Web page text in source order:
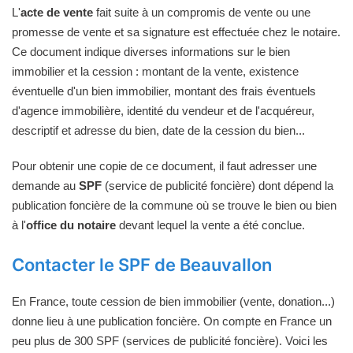
L'acte de vente fait suite à un compromis de vente ou une
promesse de vente et sa signature est effectuée chez le notaire.
Ce document indique diverses informations sur le bien
immobilier et la cession : montant de la vente, existence
éventuelle d'un bien immobilier, montant des frais éventuels
d'agence immobilière, identité du vendeur et de l'acquéreur,
descriptif et adresse du bien, date de la cession du bien...
Pour obtenir une copie de ce document, il faut adresser une
demande au SPF (service de publicité foncière) dont dépend la
publication foncière de la commune où se trouve le bien ou bien
à l'office du notaire devant lequel la vente a été conclue.
Contacter le SPF de Beauvallon
En France, toute cession de bien immobilier (vente, donation...)
donne lieu à une publication foncière. On compte en France un
peu plus de 300 SPF (services de publicité foncière). Voici les